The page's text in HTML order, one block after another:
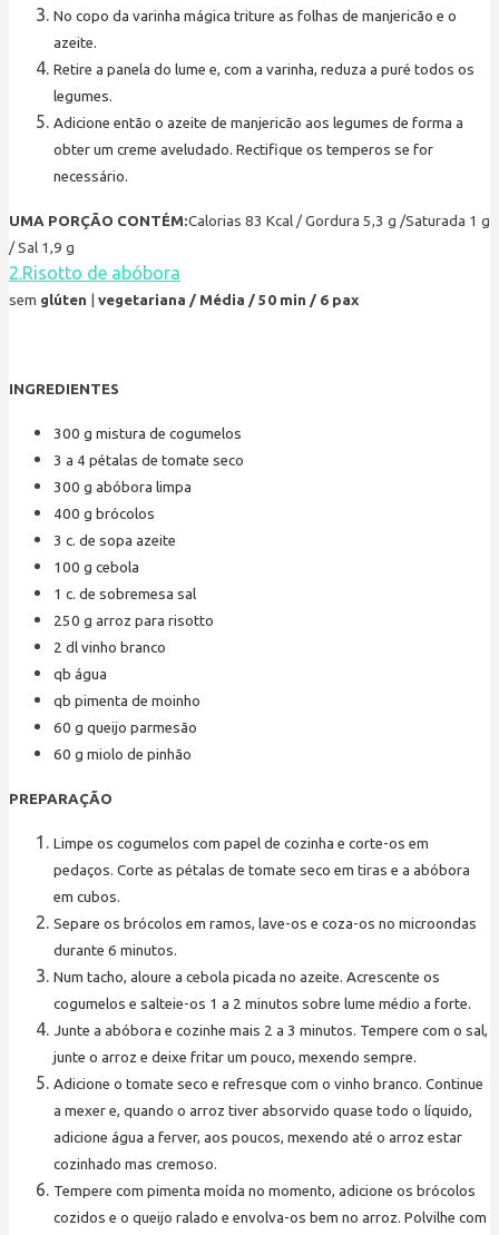
No copo da varinha mágica triture as folhas de manjericão e o
azeite.
Retire a panela do lume e, com a varinha, reduza a puré todos os
legumes.
Adicione então o azeite de manjericão aos legumes de forma a
obter um creme aveludado. Rectifique os temperos se for
necessário.
UMA PORÇÃO CONTÉM:Calorias 83 Kcal / Gordura 5,3 g /Saturada 1 g
/ Sal 1,9 g
2.Risotto de abóbora
sem glúten vegetariana / Média / 50 min / 6 pax
INGREDIENTES
300 g mistura de cogumelos
3 a 4 pétalas de tomate seco
300 g abóbora limpa
400 g brócolos
3 c. de sopa azeite
100 g cebola
1 c. de sobremesa sal
250 g arroz para risotto
2 dl vinho branco
qb água
qb pimenta de moinho
60 g queijo parmesão
60 g miolo de pinhão
PREPARAÇÃO
Limpe os cogumelos com papel de cozinha e corte-os em
pedaços. Corte as pétalas de tomate seco em tiras e a abóbora
em cubos.
Separe os brócolos em ramos, lave-os e coza-os no microondas
durante 6 minutos.
Num tacho, aloure a cebola picada no azeite. Acrescente os
cogumelos e salteie-os 1 a 2 minutos sobre lume médio a forte.
Junte a abóbora e cozinhe mais 2 a 3 minutos. Tempere com o sal,
junte o arroz e deixe fritar um pouco, mexendo sempre.
Adicione o tomate seco e refresque com o vinho branco. Continue
a mexer e, quando o arroz tiver absorvido quase todo o líquido,
adicione água a ferver, aos poucos, mexendo até o arroz estar
cozinhado mas cremoso.
Tempere com pimenta moída no momento, adicione os brócolos
cozidos e o queijo ralado e envolva-os bem no arroz. Polvilhe com